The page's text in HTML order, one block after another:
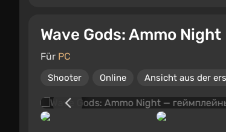
Wave Gods: Ammo Night
Für PC
Shooter Online Ansicht aus der